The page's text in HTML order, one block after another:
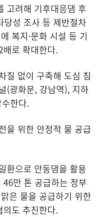
고려해 기후대응댐 후
당성 조사 등 제반절차
복지·문화 시설 등 기
로 확대한다.
질 없이 구축해 도심 침
(광화문, 강남역), 지하
한다.
을 위한 안정적 물 공급
환으로 안동댐을 활용
46만 톤 공급하는 정부
은 물을 공급하기 위한
의도 추진한다.